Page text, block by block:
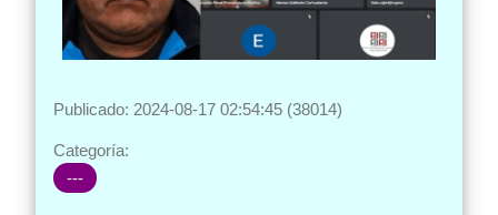
Publicado: 2024-08-17 02:54:45 (38014)
Categoría:
---